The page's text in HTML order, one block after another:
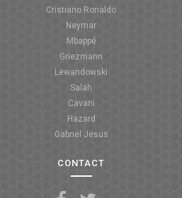
Cristiano Ronaldo
Neymar
Mbappé
Griezmann
Lewandowski
Salah
Cavani
Hazard
Gabriel Jesus
CONTACT